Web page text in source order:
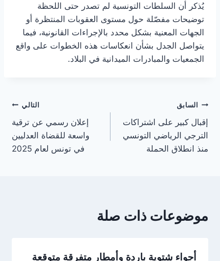
يُذكر أن السلطات التونسية لم تصدر حتى اللحظة
توضيحات مفصّلة حول مستوى العقوبات المنتظرة أو
الجهات المعنية بشكل محدد بالإجراءات القانونية، فيما
يتواصل الجدل بشأن انعكاسات هذه الخطوات على واقع
الجمعيات والمبادرات الميدانية في البلاد.
تصفّح
المقالات
السابق
إقبال كبير على اشتراكات
الترجي الرياضي التونسي
منذ انطلاق الحملة
التالي
إعلان رسمي عن ترقية
واسعة للقضاة العدليين
في تونس لعام 2025
موضوعات ذات صلة
أجواء شتوية باردة وأمطار متفرقة متوقعة